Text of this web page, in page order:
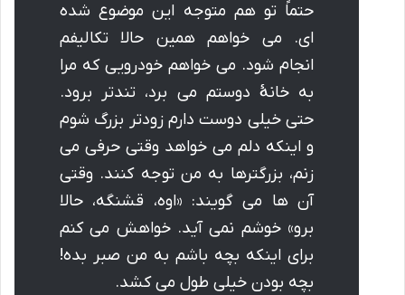
حتماً تو هم متوجه این موضوع شده
ای. می خواهم همین حالا تکالیفم
انجام شود. می خواهم خودرویی که مرا
به خانۀ دوستم می برد، تندتر برود.
حتی خیلی دوست دارم زودتر بزرگ شوم
و اینکه دلم می خواهد وقتی حرفی می
زنم، بزرگترها به من توجه کنند. وقتی
آن ها می گویند: «اوه، قشنگه، حالا
برو» خوشم نمی آید. خواهش می کنم
برای اینکه بچه باشم به من صبر بده!
بچه بودن خیلی طول می کشد.